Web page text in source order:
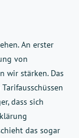
An erster
von
wir stärken. Das
dass sich
das sogar